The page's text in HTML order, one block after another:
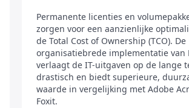
Permanente licenties en
zorgen voor een aanzienlijke
de Total Cost of Ownership (TCO). De
organisatiebrede implementatie van
verlaagt de IT-uitgaven op de lange
drastisch en biedt superieure,
waarde in vergelijking met Adobe
Foxit.